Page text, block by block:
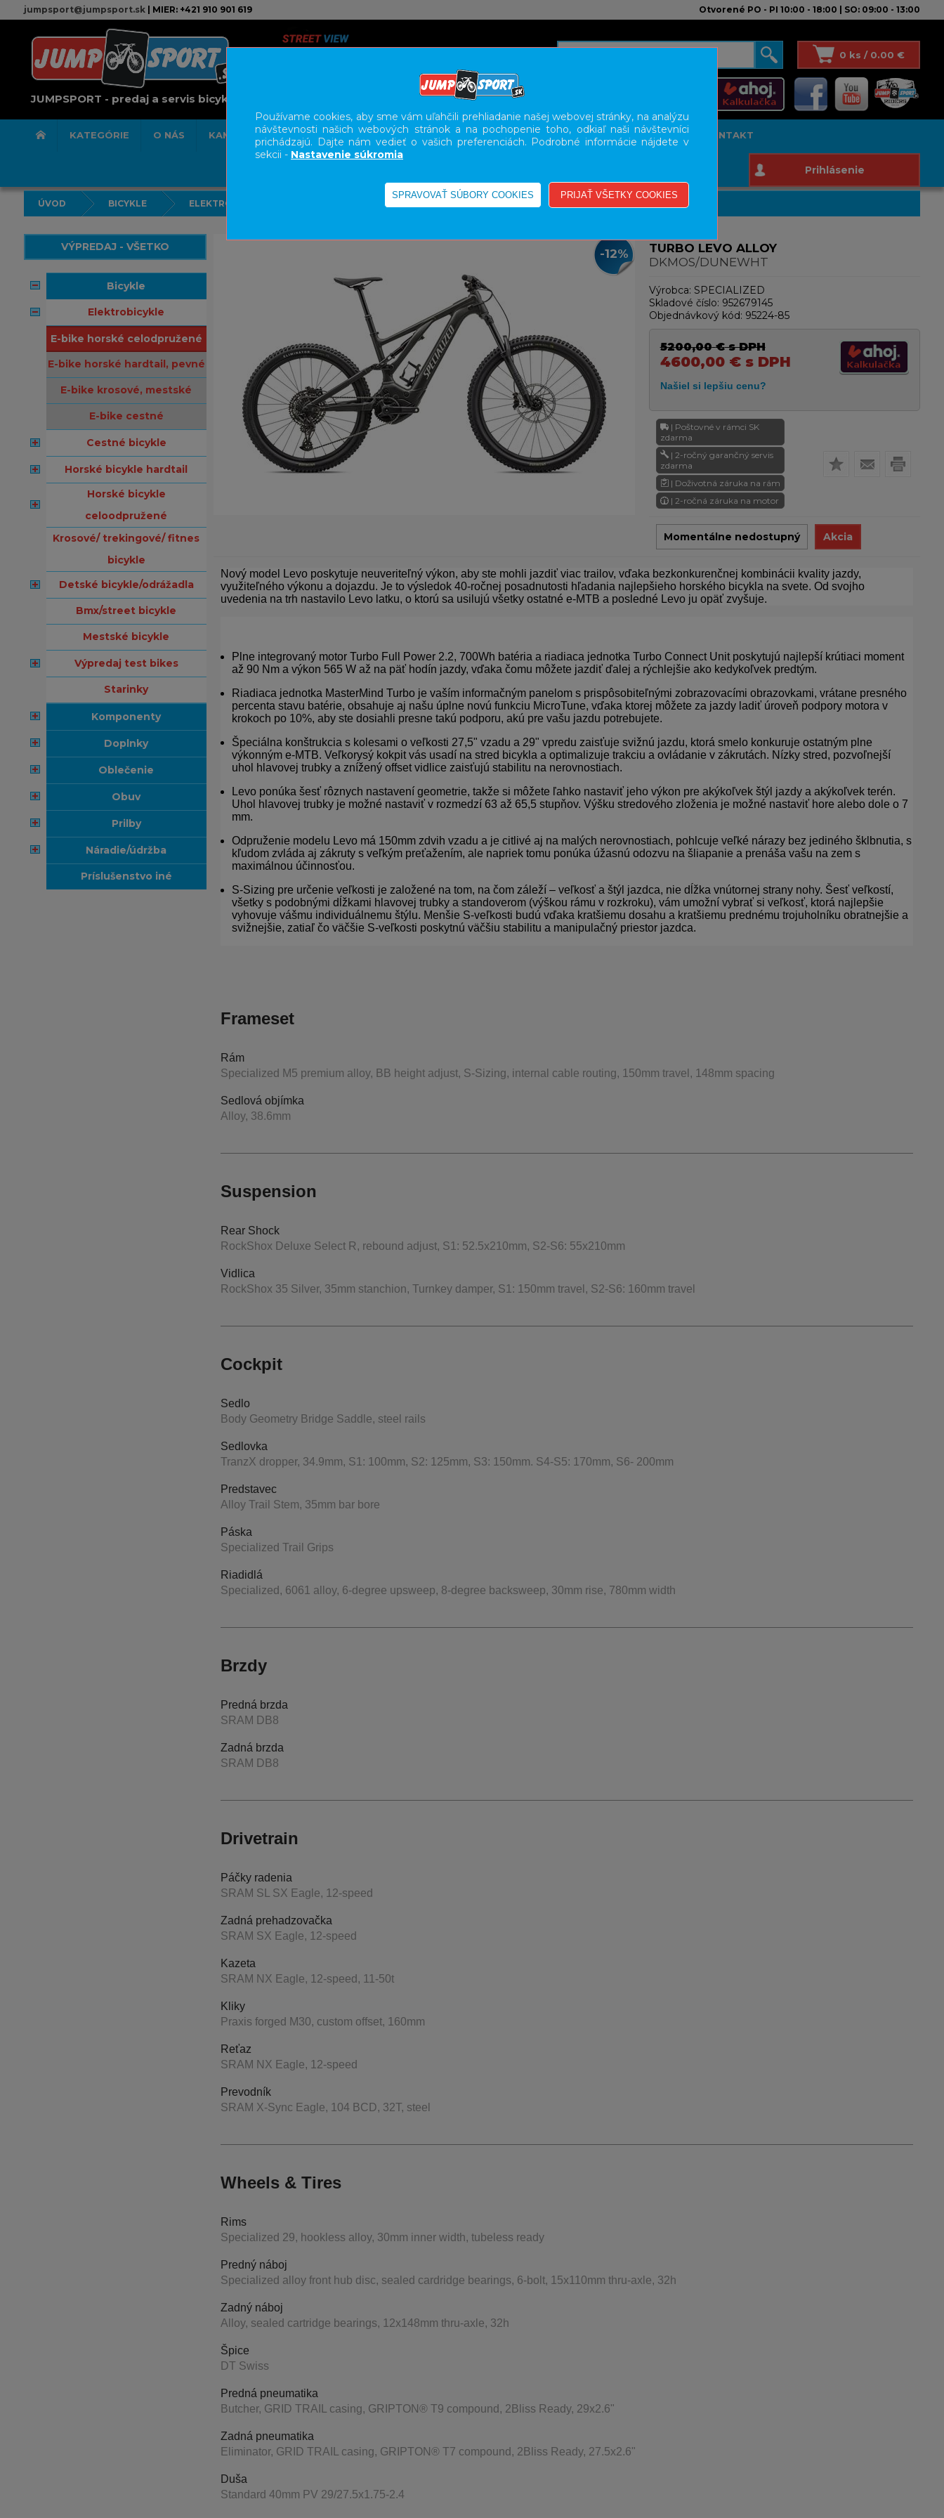
jumpsport@jumpsport.sk| MIER: +421 910 901 619 Otvorené PO - PI 10:00 - 18:00 | SO: 09:00 - 13:00
JUMPSPORT - predaj a servis bicyklov
0 ks / 0.00 €
KATEGÓRIE O NÁS KAMENNÁ PREDAJNA SERVIS SLUŽBY KARIÉRA BODY GEOMETRY FIT STUDIO KONTAKT
Prihlásenie
ÚVOD BICYKLE ELEKTROBICYKLE E-BIKE HORSKÉ CELODPRUŽENÉ
VÝPREDAJ - VŠETKO
bicykle
elektrobicykle
e-bike horské celodpružené
e-bike horské hardtail, pevné
e-bike krosové, mestské
e-bike cestné
cestné bicykle
horské bicykle hardtail
horské bicykle
celoodpružené
krosové/ trekingové/ fitnes
bicykle
detské bicykle/odrážadla
bmx/street bicykle
mestské bicykle
výpredaj test bikes
starinky
komponenty
doplnky
oblečenie
obuv
prilby
náradie/údržba
príslušenstvo iné
-12%
TURBO LEVO ALLOY
DKMOS/DUNEWHT
Výrobca: SPECIALIZED
Skladové číslo: 952679145
Objednávkový kód: 95224-85
5200,00 €s DPH
4600,00 €s DPH
| Poštovné v rámci SK
zdarma
| 2-ročný garančný servis
zdarma
| Doživotná záruka na rám
| 2-ročná záruka na motor
Momentálne nedostupný Akcia
Nový model Levo poskytuje neuveriteľný výkon, aby ste mohli jazdiť viac trailov, vďaka bezkonkurenčnej kombinácii kvality jazdy,
využiteľného výkonu a dojazdu. Je to výsledok 40-ročnej posadnutosti hľadania najlepšieho horského bicykla na svete. Od svojho
uvedenia na trh nastavilo Levo latku, o ktorú sa usilujú všetky ostatné e-MTB a posledné Levo ju opäť zvyšuje.
Plne integrovaný motor Turbo Full Power 2.2, 700Wh batéria a riadiaca jednotka Turbo Connect Unit poskytujú najlepší krútiaci moment
až 90 Nm a výkon 565 W až na päť hodín jazdy, vďaka čomu môžete jazdiť ďalej a rýchlejšie ako kedykoľvek predtým.
Riadiaca jednotka MasterMind Turbo je vaším informačným panelom s prispôsobiteľnými zobrazovacími obrazovkami, vrátane presného
percenta stavu batérie, obsahuje aj našu úplne novú funkciu MicroTune, vďaka ktorej môžete za jazdy ladiť úroveň podpory motora v
krokoch po 10%, aby ste dosiahli presne takú podporu, akú pre vašu jazdu potrebujete.
Špeciálna konštrukcia s kolesami o veľkosti 27,5" vzadu a 29" vpredu zaisťuje svižnú jazdu, ktorá smelo konkuruje ostatným plne
výkonným e-MTB. Veľkorysý kokpit vás usadí na stred bicykla a optimalizuje trakciu a ovládanie v zákrutách. Nízky stred, pozvoľnejší
uhol hlavovej trubky a znížený offset vidlice zaisťujú stabilitu na nerovnostiach.
Levo ponúka šesť rôznych nastavení geometrie, takže si môžete ľahko nastaviť jeho výkon pre akýkoľvek štýl jazdy a akýkoľvek terén.
Uhol hlavovej trubky je možné nastaviť v rozmedzí 63 až 65,5 stupňov. Výšku stredového zloženia je možné nastaviť hore alebo dole o 7
mm.
Odpruženie modelu Levo má 150mm zdvih vzadu a je citlivé aj na malých nerovnostiach, pohlcuje veľké nárazy bez jediného šklbnutia, s
kľudom zvláda aj zákruty s veľkým preťažením, ale napriek tomu ponúka úžasnú odozvu na šliapanie a prenáša vašu na zem s
maximálnou účinnosťou.
S-Sizing pre určenie veľkosti je založené na tom, na čom záleží – veľkosť a štýl jazdca, nie dĺžka vnútornej strany nohy. Šesť veľkostí,
všetky s podobnými dĺžkami hlavovej trubky a standoverom (výškou rámu v rozkroku), vám umožní vybrať si veľkosť, ktorá najlepšie
vyhovuje vášmu individuálnemu štýlu. Menšie S-veľkosti budú vďaka kratšiemu dosahu a kratšiemu prednému trojuholníku obratnejšie a
svižnejšie, zatiaľ čo väčšie S-veľkosti poskytnú väčšiu stabilitu a manipulačný priestor jazdca.
Frameset
Rám
Specialized M5 premium alloy, BB height adjust, S-Sizing, internal cable routing, 150mm travel, 148mm spacing
Sedlová objímka
Alloy, 38.6mm
Suspension
Rear Shock
RockShox Deluxe Select R, rebound adjust, S1: 52.5x210mm, S2-S6: 55x210mm
Vidlica
RockShox 35 Silver, 35mm stanchion, Turnkey damper, S1: 150mm travel, S2-S6: 160mm travel
Cockpit
Sedlo
Body Geometry Bridge Saddle, steel rails
Sedlovka
TranzX dropper, 34.9mm, S1: 100mm, S2: 125mm, S3: 150mm. S4-S5: 170mm, S6- 200mm
Predstavec
Alloy Trail Stem, 35mm bar bore
Páska
Specialized Trail Grips
Riadidlá
Specialized, 6061 alloy, 6-degree upsweep, 8-degree backsweep, 30mm rise, 780mm width
Brzdy
Predná brzda
SRAM DB8
Zadná brzda
SRAM DB8
Drivetrain
Páčky radenia
SRAM SL SX Eagle, 12-speed
Zadná prehadzovačka
SRAM SX Eagle, 12-speed
Kazeta
SRAM NX Eagle, 12-speed, 11-50t
Kliky
Praxis forged M30, custom offset, 160mm
Reťaz
SRAM NX Eagle, 12-speed
Prevodník
SRAM X-Sync Eagle, 104 BCD, 32T, steel
Wheels & Tires
Rims
Specialized 29, hookless alloy, 30mm inner width, tubeless ready
Predný náboj
Specialized alloy front hub disc, sealed cardridge bearings, 6-bolt, 15x110mm thru-axle, 32h
Zadný náboj
Alloy, sealed cartridge bearings, 12x148mm thru-axle, 32h
Špice
DT Swiss
Predná pneumatika
Butcher, GRID TRAIL casing, GRIPTON® T9 compound, 2Bliss Ready, 29x2.6"
Zadná pneumatika
Eliminator, GRID TRAIL casing, GRIPTON® T7 compound, 2Bliss Ready, 27.5x2.6"
Duša
Standard 40mm PV 29/27.5x1.75-2.4
Používame cookies, aby sme vám uľahčili prehliadanie našej webovej stránky, na analýzu
návštevnosti našich webových stránok a na pochopenie toho, odkiaľ naši návštevníci
prichádzajú. Dajte nám vedieť o vašich preferenciách. Podrobné informácie nájdete v
sekcii - Nastavenie súkromia